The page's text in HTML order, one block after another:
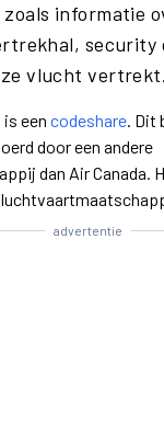
informatie
security
vlucht vertrekt.
een codeshare. Dit
door een andere
dan Air Canada.
advertentie